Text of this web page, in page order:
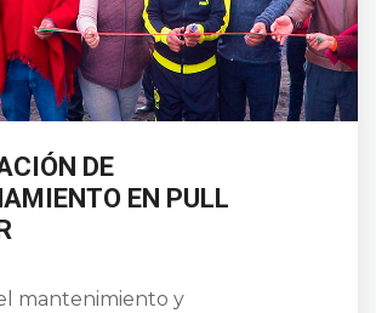
DE
EN PULL
mantenimiento y